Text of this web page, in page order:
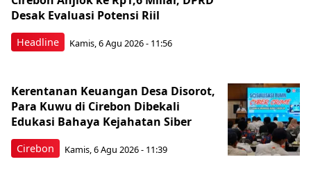
Headline
Desak Evaluasi Potensi Riil
Kamis, 6 Agu 2026 - 11:56
Cirebon
Kerentanan Keuangan Desa Disorot,
Para Kuwu di Cirebon Dibekali
Edukasi Bahaya Kejahatan Siber
Kamis, 6 Agu 2026 - 11:39